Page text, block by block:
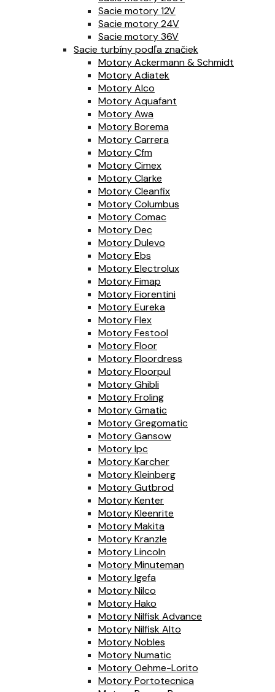
Sacie motory 12V
Sacie motory 24V
Sacie motory 36V
Sacie turbíny podľa značiek
Motory Ackermann & Schmidt
Motory Adiatek
Motory Alco
Motory Aquafant
Motory Awa
Motory Borema
Motory Carrera
Motory Cfm
Motory Cimex
Motory Clarke
Motory Cleanfix
Motory Columbus
Motory Comac
Motory Dec
Motory Dulevo
Motory Ebs
Motory Electrolux
Motory Fimap
Motory Fiorentini
Motory Eureka
Motory Flex
Motory Festool
Motory Floor
Motory Floordress
Motory Floorpul
Motory Ghibli
Motory Froling
Motory Gmatic
Motory Gregomatic
Motory Gansow
Motory Ipc
Motory Karcher
Motory Kleinberg
Motory Gutbrod
Motory Kenter
Motory Kleenrite
Motory Makita
Motory Kranzle
Motory Lincoln
Motory Minuteman
Motory Igefa
Motory Nilco
Motory Hako
Motory Nilfisk Advance
Motory Nilfisk Alto
Motory Nobles
Motory Numatic
Motory Oehme-Lorito
Motory Portotecnica